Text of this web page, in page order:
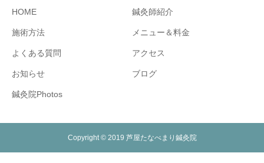
HOME 鍼灸師紹介
施術方法 メニュー＆料金
よくある質問 アクセス
お知らせ ブログ
鍼灸院Photos
Copyright © 2019 芦屋たなべまり鍼灸院